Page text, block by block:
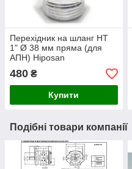
Перехідник на шланг НТ
1" Ø 38 мм пряма (для
АПН) Hiposan
480 ₴
Купити
Подібні товари компанії